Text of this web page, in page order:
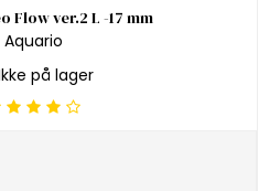
Flow ver.2 L -17 mm
Aquario
på lager